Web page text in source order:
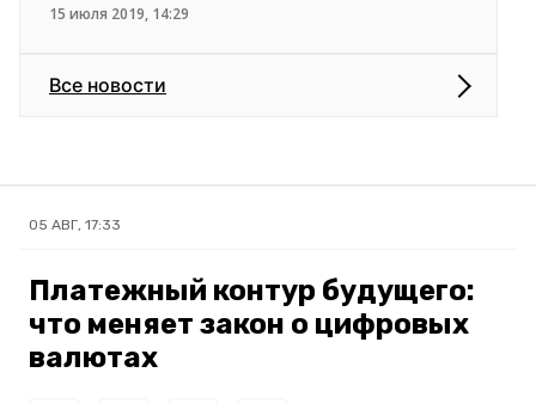
15 июля 2019, 14:29
Все новости
05 АВГ, 17:33
Платежный контур будущего:
что меняет закон о цифровых
валютах